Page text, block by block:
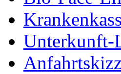
Unterkunft-